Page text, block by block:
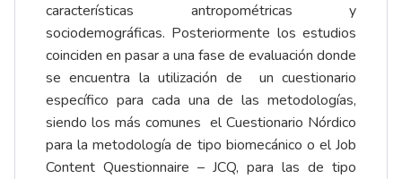
características antropométricas y
sociodemográficas. Posteriormente los estudios
coinciden en pasar a una fase de evaluación donde
se encuentra la utilización de un cuestionario
específico para cada una de las metodologías,
siendo los más comunes el Cuestionario Nórdico
para la metodología de tipo biomecánico o el Job
Content Questionnaire – JCQ, para las de tipo